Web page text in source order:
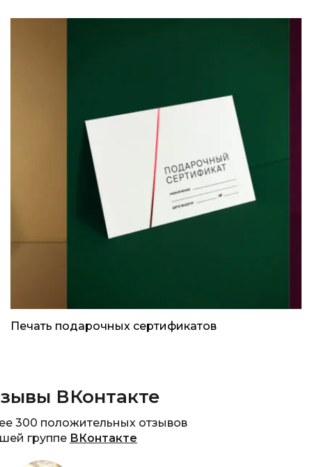
Печать подарочных сертификатов
ВКонтакте
300 положительных отзывов
группе ВКонтакте